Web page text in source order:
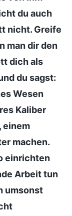
du auch
nicht. Greife
man dir den
dich als
du sagst:
Wesen
Kaliber
einem
machen.
einrichten
Arbeit tun
umsonst